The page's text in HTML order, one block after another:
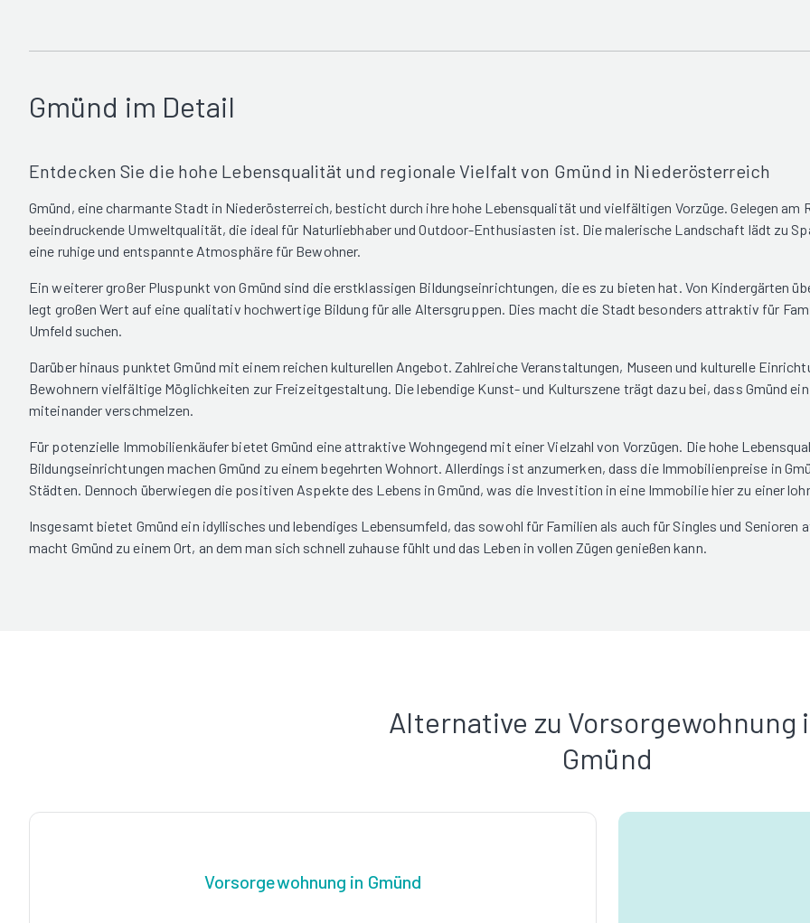
Gmünd im Detail
Entdecken Sie die hohe Lebensqualität und regionale Vielfalt von Gmünd in Niederösterreich
Gmünd, eine charmante Stadt in Niederösterreich, besticht durch ihre hohe Lebensqualität und vielfältigen Vorzüge. Gelegen am
beeindruckende Umweltqualität, die ideal für Naturliebhaber und Outdoor-Enthusiasten ist. Die malerische Landschaft lädt zu
eine ruhige und entspannte Atmosphäre für Bewohner.
Ein weiterer großer Pluspunkt von Gmünd sind die erstklassigen Bildungseinrichtungen, die es zu bieten hat. Von Kindergärten
legt großen Wert auf eine qualitativ hochwertige Bildung für alle Altersgruppen. Dies macht die Stadt besonders attraktiv für
Umfeld suchen.
Darüber hinaus punktet Gmünd mit einem reichen kulturellen Angebot. Zahlreiche Veranstaltungen, Museen und kulturelle
Bewohnern vielfältige Möglichkeiten zur Freizeitgestaltung. Die lebendige Kunst- und Kulturszene trägt dazu bei, dass Gmünd
miteinander verschmelzen.
Für potenzielle Immobilienkäufer bietet Gmünd eine attraktive Wohngegend mit einer Vielzahl von Vorzügen. Die hohe
Bildungseinrichtungen machen Gmünd zu einem begehrten Wohnort. Allerdings ist anzumerken, dass die Immobilienpreise in
Städten. Dennoch überwiegen die positiven Aspekte des Lebens in Gmünd, was die Investition in eine Immobilie hier zu einer
Insgesamt bietet Gmünd ein idyllisches und lebendiges Lebensumfeld, das sowohl für Familien als auch für Singles und
macht Gmünd zu einem Ort, an dem man sich schnell zuhause fühlt und das Leben in vollen Zügen genießen kann.
Alternative zu Vorsorgewohnung
Gmünd
Vorsorgewohnung in Gmünd